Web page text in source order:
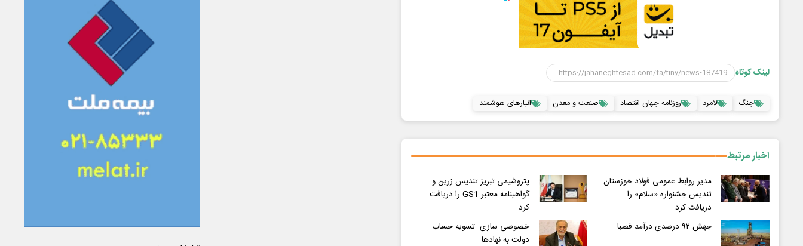
لینک کوتاه
جنگ لامرد روزنامه جهان اقتصاد صنعت و معدن انبارهای هوشمند
اخبار مرتبط
مدیر روابط عمومی فولاد خوزستان
تندیس جشنواره «سلام» را
دریافت کرد
پتروشیمی تبریز تندیس زرین و
گواهینامه معتبر GS1 را دریافت
کرد
جهش ۹۲ درصدی درآمد فصبا
خصوصی سازی: تسویه حساب
دولت به نهادها